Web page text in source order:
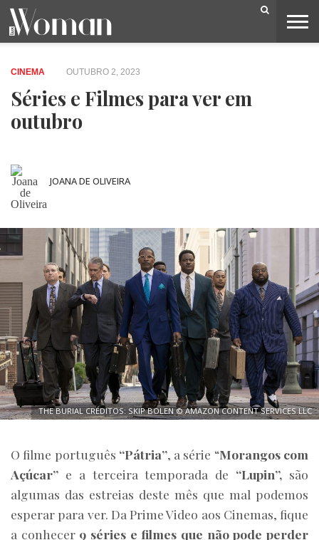
BELEZA
CAPA
LIFESTYLE
MODA
OPINIÃO
PESSOAS
SOCIEDADE
VIDEOS
CINEMA OUTUBRO 2, 2023
Séries e Filmes para ver em
outubro
JOANA DE OLIVEIRA
THE BURIAL CRÉDITOS: SKIP BOLEN © AMAZON CONTENT SERVICES LLC
O filme português “Pátria”, a série “Morangos com
Açúcar” e a terceira temporada de “Lupin”, são
algumas das estreias deste mês que mal podemos
esperar para ver. Da Prime Video aos Cinemas, fique
a conhecer 9 séries e filmes que não pode perder